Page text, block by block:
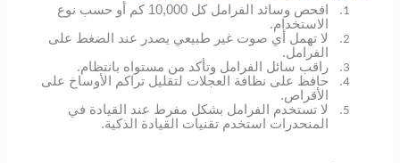
1.
افحص وسائد الفرامل كل 10,000 كم أو حسب نوع
الاستخدام.
2.
لا تهمل أي صوت غير طبيعي يصدر عند الضغط على
الفرامل.
3. راقب سائل الفرامل وتأكد من مستواه بانتظام.
4.
حافظ على نظافة العجلات لتقليل تراكم الأوساخ على
الأقراص.
5.
لا تستخدم الفرامل بشكل مفرط عند القيادة في
المنحدرات استخدم تقنيات القيادة الذكية.